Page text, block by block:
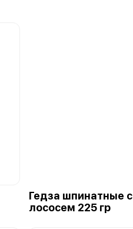
Гедза шпинатные с
лососем 225 гр